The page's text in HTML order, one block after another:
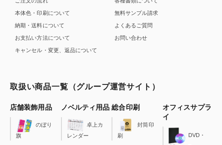
本体色・印刷について
納期・送料について
お支払い方法について
キャンセル・変更、返品について
無料サンプル請求
よくあるご質問
お問い合わせ
取扱い商品一覧（グループ運営サイト）
店舗装飾用品
のぼり
旗
ノベルティ用品
卓上カ
レンダー
総合印刷
封筒印
刷
オフィスサプラ
イ
DVD・